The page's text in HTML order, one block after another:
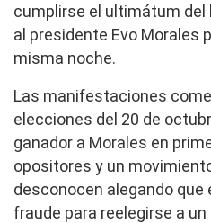
cumplirse el ultimátum del
al presidente Evo Morales
misma noche.
Las manifestaciones
elecciones del 20 de
ganador a Morales en
opositores y un
desconocen alegando que
fraude para reelegirse a